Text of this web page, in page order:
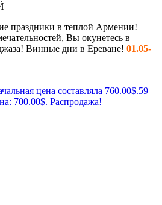
праздники в теплой Армении!
Вы окунетесь в
Винные дни в Ереване! 01.05-
цена составляла 760.00$.59
700.00$. Распродажа!